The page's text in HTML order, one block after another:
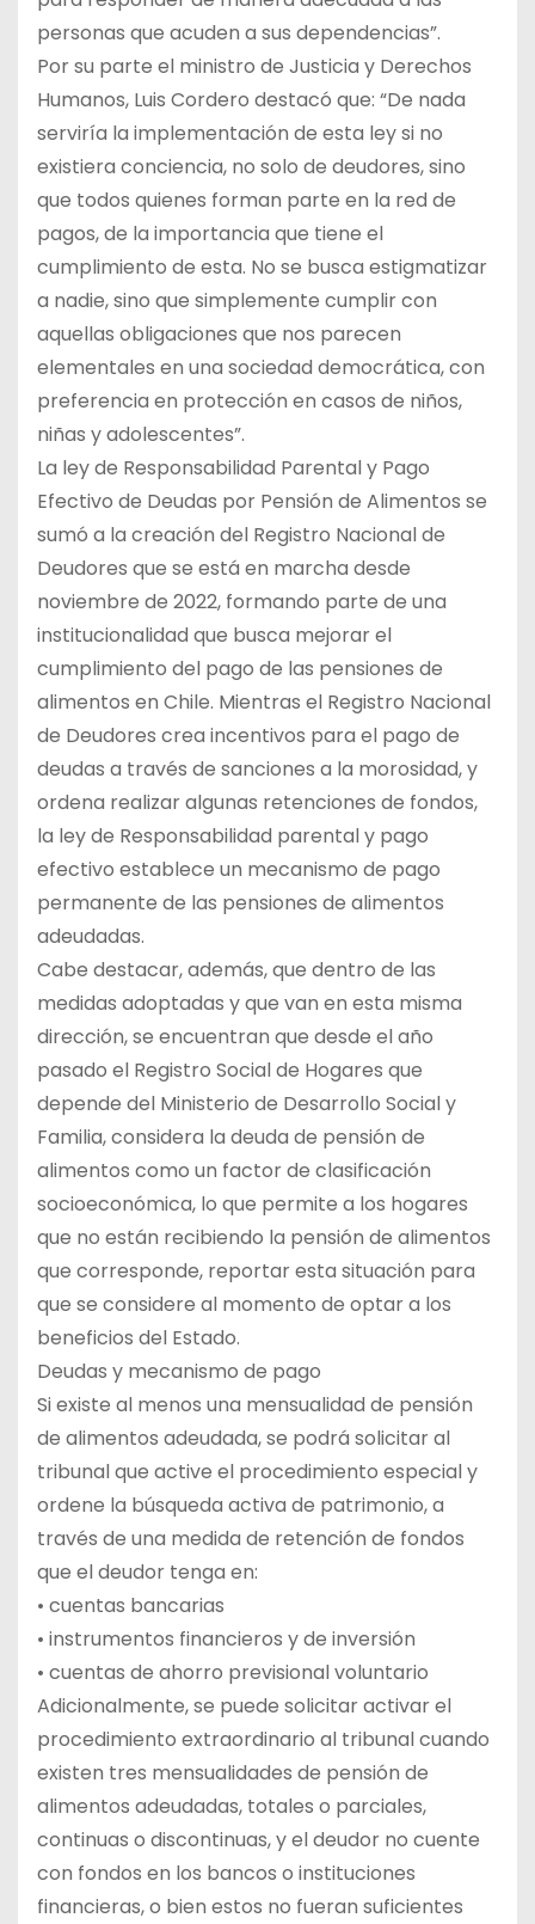
personas que acuden a sus dependencias”.
Por su parte el ministro de Justicia y Derechos
Humanos, Luis Cordero destacó que: “De nada
serviría la implementación de esta ley si no
existiera conciencia, no solo de deudores, sino
que todos quienes forman parte en la red de
pagos, de la importancia que tiene el
cumplimiento de esta. No se busca estigmatizar
a nadie, sino que simplemente cumplir con
aquellas obligaciones que nos parecen
elementales en una sociedad democrática, con
preferencia en protección en casos de niños,
niñas y adolescentes”.
La ley de Responsabilidad Parental y Pago
Efectivo de Deudas por Pensión de Alimentos se
sumó a la creación del Registro Nacional de
Deudores que se está en marcha desde
noviembre de 2022, formando parte de una
institucionalidad que busca mejorar el
cumplimiento del pago de las pensiones de
alimentos en Chile. Mientras el Registro Nacional
de Deudores crea incentivos para el pago de
deudas a través de sanciones a la morosidad, y
ordena realizar algunas retenciones de fondos,
la ley de Responsabilidad parental y pago
efectivo establece un mecanismo de pago
permanente de las pensiones de alimentos
adeudadas.
Cabe destacar, además, que dentro de las
medidas adoptadas y que van en esta misma
dirección, se encuentran que desde el año
pasado el Registro Social de Hogares que
depende del Ministerio de Desarrollo Social y
Familia, considera la deuda de pensión de
alimentos como un factor de clasificación
socioeconómica, lo que permite a los hogares
que no están recibiendo la pensión de alimentos
que corresponde, reportar esta situación para
que se considere al momento de optar a los
beneficios del Estado.
Deudas y mecanismo de pago
Si existe al menos una mensualidad de pensión
de alimentos adeudada, se podrá solicitar al
tribunal que active el procedimiento especial y
ordene la búsqueda activa de patrimonio, a
través de una medida de retención de fondos
que el deudor tenga en:
• cuentas bancarias
• instrumentos financieros y de inversión
• cuentas de ahorro previsional voluntario
Adicionalmente, se puede solicitar activar el
procedimiento extraordinario al tribunal cuando
existen tres mensualidades de pensión de
alimentos adeudadas, totales o parciales,
continuas o discontinuas, y el deudor no cuente
con fondos en los bancos o instituciones
financieras, o bien estos no fueran suficientes